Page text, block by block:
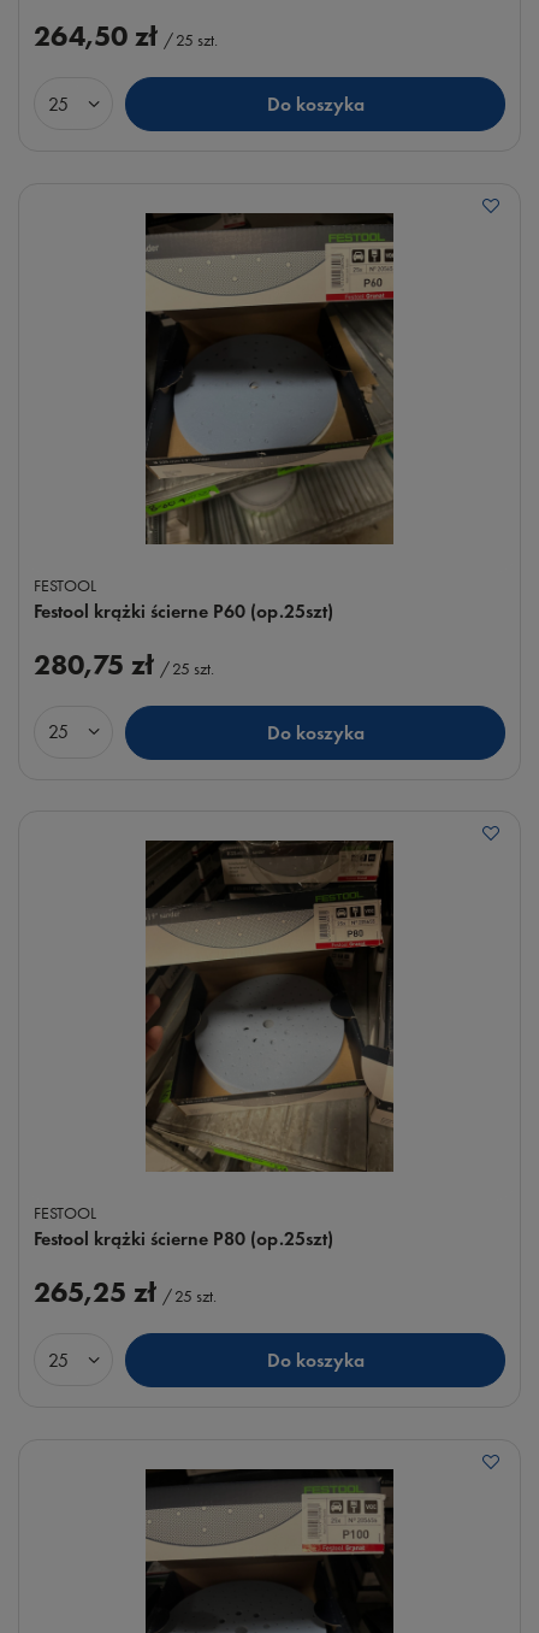
264,50 zł /25 szt.
Ilość produktów Do koszyka
FESTOOL
Festool krążki ścierne P60 (op.25szt)
280,75 zł /25 szt.
Ilość produktów Do koszyka
FESTOOL
Festool krążki ścierne P80 (op.25szt)
265,25 zł /25 szt.
Ilość produktów Do koszyka